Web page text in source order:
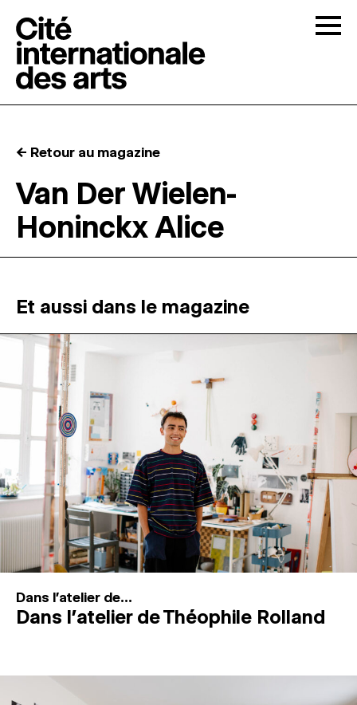
RÉSIDENCES ↓
MAGAZINE
ESPACES DE PRATIQUE ARTISTIQUE
Recherche
Connexion
↓
← Retour au magazine
Van Der Wielen-
Honinckx Alice
Et aussi dans le magazine
Dans l'atelier de...
Dans l’atelier de Théophile Rolland